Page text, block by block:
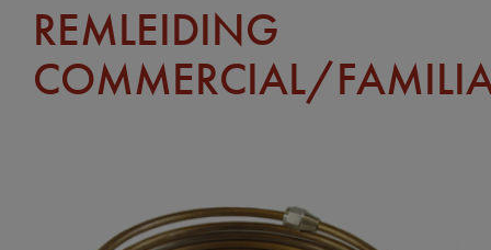
REMLEIDING
COMMERCIAL/